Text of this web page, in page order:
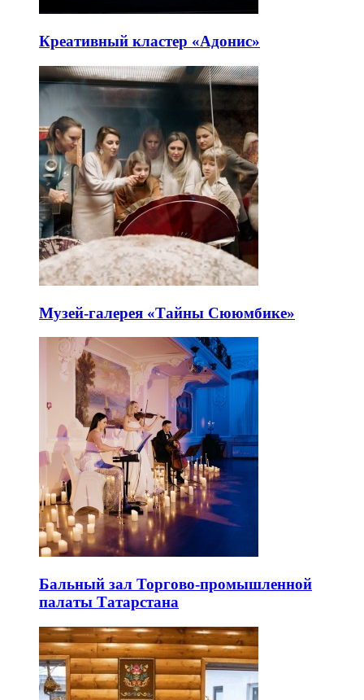
Креативный кластер «Адонис»
Музей-галерея «Тайны Сююмбике»
Бальный зал Торгово-промышленной
палаты Татарстана